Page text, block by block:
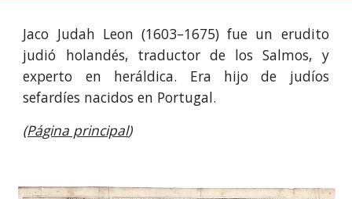
Jaco Judah Leon (1603–1675) fue un erudito
judió holandés, traductor de los Salmos, y
experto en heráldica. Era hijo de judíos
sefardíes nacidos en Portugal.
(Página principal)